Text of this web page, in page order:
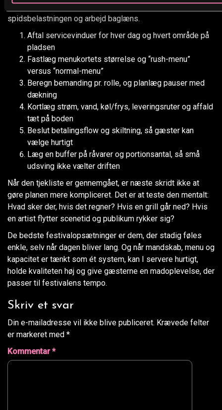
konkret og tidslinjestyret. Start gerne med
spidsbelastningen og arbejd baglæns.
Aftal servicevinduer for hver dag og hvert område på
pladsen
Fastlæg menukortets størrelse og “rush-menu”
versus “normal-menu”
Beregn bemanding pr. rolle, og planlæg pauser med
dækning
Kortlæg strøm, vand, køl/frys, leveringsruter og affald
tæt på boden
Beslut betalingsflow og skiltning, så gæster kan
vælge hurtigt
Læg en buffer på råvarer og portionsantal, så små
udsving ikke vælter driften
Når den tjekliste er gennemgået, er næste skridt ikke at
gøre planen mere kompliceret. Det er at teste den mentalt:
Hvad sker der, hvis det regner? Hvis en grill går ned? Hvis
en artist flytter scenetid og publikum rykker sig?
De bedste festivalopsætninger er dem, der stadig føles
enkle, selv når dagen bliver lang. Og når mandskab, menu og
kapacitet er tænkt som ét system, kan I servere hurtigt,
holde kvaliteten høj og give gæsterne en madoplevelse, der
passer til festivalens tempo.
Skriv et svar
Din e-mailadresse vil ikke blive publiceret. Krævede felter
er markeret med *
Kommentar*